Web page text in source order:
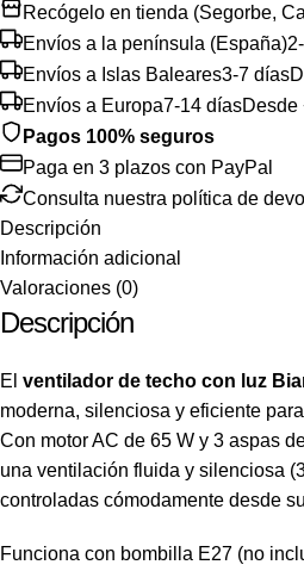
Recógelo en tienda (Segorbe,
Envíos a la península (España)
Envíos a Islas Baleares3-7 días
Envíos a Europa7-14 díasDesde
Pagos 100% seguros
Paga en 3 plazos con PayPal
Consulta nuestra política de
Descripción
Información adicional
Valoraciones (0)
Descripción
El ventilador de techo con luz
moderna, silenciosa y eficiente
Con motor AC de 65 W y 3 aspas
una ventilación fluida y silenciosa
controladas cómodamente desde
Funciona con bombilla E27 (no